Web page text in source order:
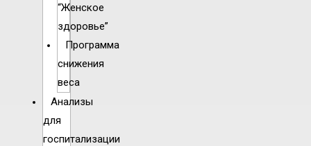
“Женское
здоровье”
Программа
снижения
веса
Анализы
для
госпитализации